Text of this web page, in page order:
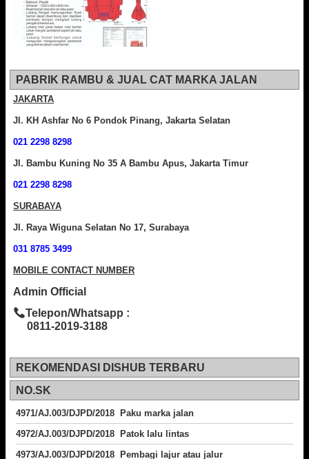
PABRIK RAMBU & JUAL CAT MARKA JALAN
JAKARTA
Jl. KH Ashfar No 6 Pondok Pinang, Jakarta Selatan
021 2298 8298
Jl. Bambu Kuning No 35 A Bambu Apus, Jakarta Timur
021 2298 8298
SURABAYA
Jl. Raya Wiguna Selatan No 17, Surabaya
031 8785 3499
MOBILE CONTACT NUMBER
Admin Official
Telepon/Whatsapp :
0811-2019-3188
REKOMENDASI DISHUB TERBARU
NO.SK
4971/AJ.003/DJPD/2018 Paku marka jalan
4972/AJ.003/DJPD/2018 Patok lalu lintas
4973/AJ.003/DJPD/2018
Pembagi lajur atau jalur